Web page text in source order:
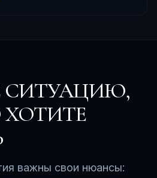
СИТУАЦИЮ,
важны свои нюансы: